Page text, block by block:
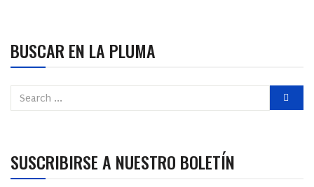
BUSCAR EN LA PLUMA
SUSCRIBIRSE A NUESTRO BOLETÍN